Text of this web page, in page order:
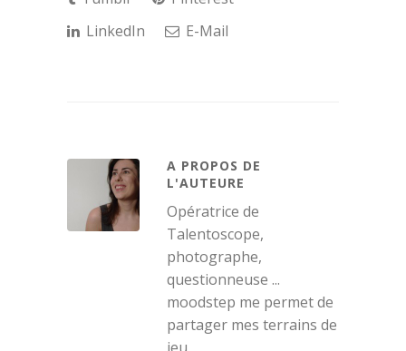
LinkedIn
E-Mail
A PROPOS DE
L'AUTEURE
Opératrice de
Talentoscope,
photographe,
questionneuse ...
moodstep me permet de
partager mes terrains de